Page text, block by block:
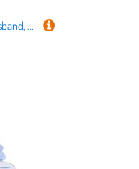
Icepeak Pet Highway Weiches Halsband, aqua - Größe L: 40 - 60 cm Halsumfang, 55 mm breit